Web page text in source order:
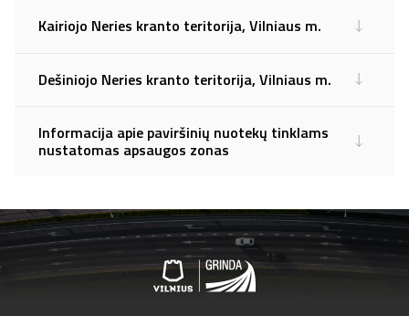
Kairiojo Neries kranto teritorija, Vilniaus m.
Dešiniojo Neries kranto teritorija, Vilniaus m.
Informacija apie paviršinių nuotekų tinklams
nustatomas apsaugos zonas